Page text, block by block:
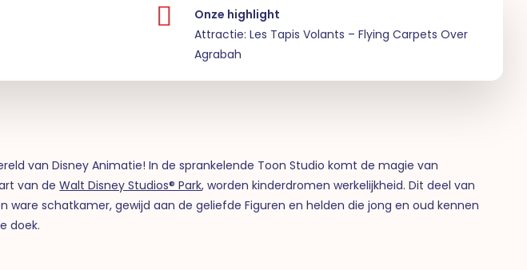
Onze highlight
Attractie: Les Tapis Volants – Flying Carpets Over
Agrabah
van Disney Animatie! In de sprankelende Toon Studio komt de magie van
van deWalt Disney Studios® Park, worden kinderdromen werkelijkheid. Dit deel van
ware schatkamer, gewijd aan de geliefde Figuren en helden die jong en oud kennen
doek.